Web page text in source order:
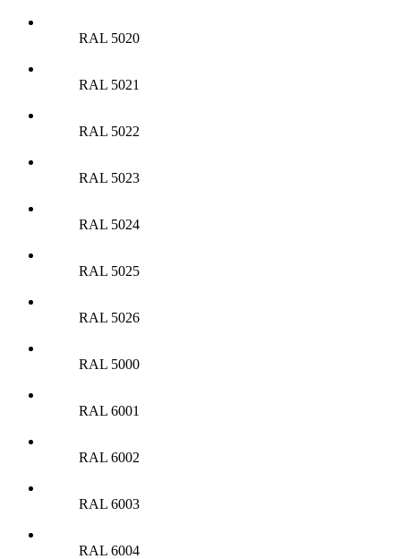
RAL 5020
RAL 5021
RAL 5022
RAL 5023
RAL 5024
RAL 5025
RAL 5026
RAL 5000
RAL 6001
RAL 6002
RAL 6003
RAL 6004